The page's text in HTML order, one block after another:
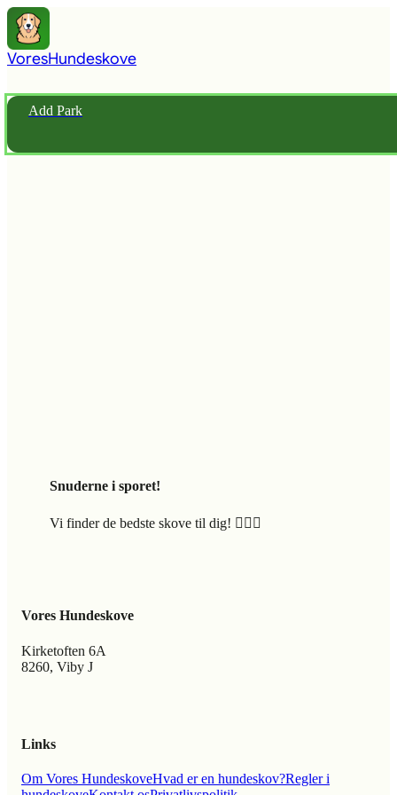
VoresHundeskove
Add Park
Snuderne i sporet!
Vi finder de bedste skove til dig! 🐕‍🦺🍃
Vores Hundeskove
Kirketoften 6A
8260, Viby J
Links
Om Vores HundeskoveHvad er en hundeskov?Regler i